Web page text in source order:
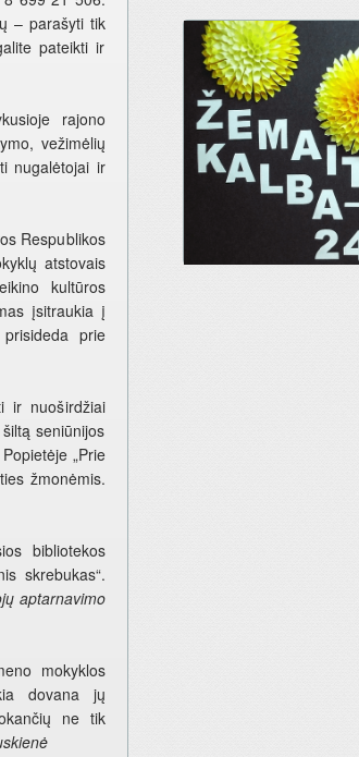
– parašyti tik
pateikti ir
rajono
vežimėlių
nugalėtojai ir
Respublikos
atstovais
kultūros
įsitraukia į
prie
ir nuoširdžiai
seniūnijos
„Prie
žmonėmis.
bibliotekos
skrebukas“.
aptarnavimo
mokyklos
dovana jų
ne tik